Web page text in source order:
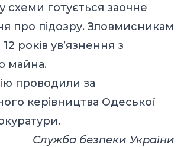
схеми готується заочне
про підозру. Зловмисникам
років ув’язнення з
майна.
проводили за
керівництва Одеської
Служба безпеки України